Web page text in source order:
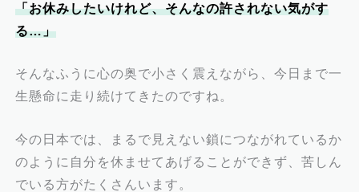
「お休みしたいけれど、そんなの許されない気がす
る…」
そんなふうに心の奥で小さく震えながら、今日まで一
生懸命に走り続けてきたのですね。
今の日本では、まるで見えない鎖につながれているか
のように自分を休ませてあげることができず、苦しん
でいる方がたくさんいます。